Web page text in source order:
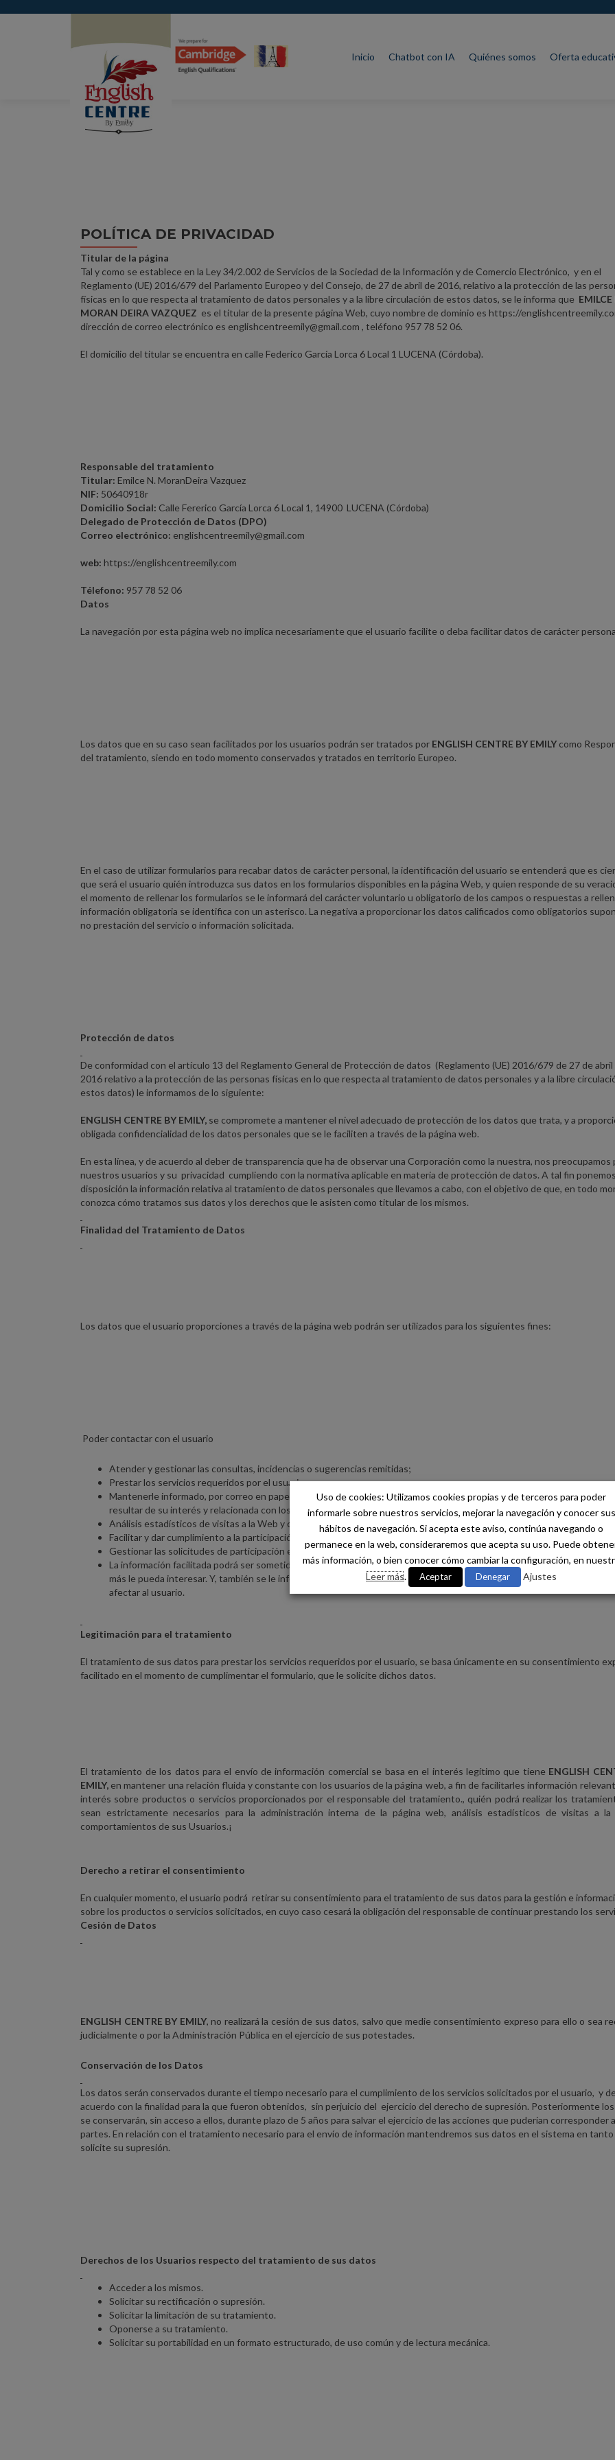
Inicio Chatbot con IA Quiénes somos Oferta
POLÍTICA DE PRIVACIDAD
Titular de la página
Tal y como se establece en la Ley 34/2.002 de Servicios de la Sociedad de la Información y de Comercio Electrónico, y en el
Reglamento (UE) 2016/679 del Parlamento Europeo y del Consejo, de 27 de abril de 2016, relativo a la protección de las
físicas en lo que respecta al tratamiento de datos personales y a la libre circulación de estos datos, se le informa que EMILCE
MORAN DEIRA VAZQUEZ es el titular de la presente página Web, cuyo nombre de dominio es https://
dirección de correo electrónico es englishcentreemily@gmail.com , teléfono 957 78 52 06.
El domicilio del titular se encuentra en calle Federico García Lorca 6 Local 1 LUCENA (Córdoba).
Responsable del tratamiento
Titular: Emilce N. MoranDeira Vazquez
NIF: 50640918r
Domicilio Social: Calle Fererico García Lorca 6 Local 1, 14900 LUCENA (Córdoba)
Delegado de Protección de Datos (DPO)
Correo electrónico: englishcentreemily@gmail.com
web: https://englishcentreemily.com
Télefono: 957 78 52 06
Datos
La navegación por esta página web no implica necesariamente que el usuario facilite o deba facilitar datos de carácter
Los datos que en su caso sean facilitados por los usuarios podrán ser tratados por ENGLISH CENTRE BY EMILY como
del tratamiento, siendo en todo momento conservados y tratados en territorio Europeo.
En el caso de utilizar formularios para recabar datos de carácter personal, la identificación del usuario se entenderá que es
que será el usuario quién introduzca sus datos en los formularios disponibles en la página Web, y quien responde de su
el momento de rellenar los formularios se le informará del carácter voluntario u obligatorio de los campos o respuestas a
información obligatoria se identifica con un asterisco. La negativa a proporcionar los datos calificados como obligatorios
no prestación del servicio o información solicitada.
Protección de datos
De conformidad con el artículo 13 del Reglamento General de Protección de datos (Reglamento (UE) 2016/679 de 27 de abril
2016 relativo a la protección de las personas físicas en lo que respecta al tratamiento de datos personales y a la libre
estos datos) le informamos de lo siguiente:
ENGLISH CENTRE BY EMILY, se compromete a mantener el nivel adecuado de protección de los datos que trata, y a
obligada confidencialidad de los datos personales que se le faciliten a través de la página web.
En esta línea, y de acuerdo al deber de transparencia que ha de observar una Corporación como la nuestra, nos preocupamos
nuestros usuarios y su privacidad cumpliendo con la normativa aplicable en materia de protección de datos. A tal fin
disposición la información relativa al tratamiento de datos personales que llevamos a cabo, con el objetivo de que, en todo
conozca cómo tratamos sus datos y los derechos que le asisten como titular de los mismos.
Finalidad del Tratamiento de Datos
Los datos que el usuario proporciones a través de la página web podrán ser utilizados para los siguientes fines:
Poder contactar con el usuario
Atender y gestionar las consultas, incidencias o sugerencias remitidas;
Prestar los servicios requeridos por el usuario
Mantenerle informado, por correo en papel, medios electrónicos o dispositivos móviles de cualquier información que
resultar de su interés y relacionada con los servicios que presta el responsable del tratamiento.
Análisis estadísticos de visitas a la Web y comportamientos de sus Usuarios en la misma.
Facilitar y dar cumplimiento a la participación en los cursos de formación
Gestionar las solicitudes de participación en bolsas de trabajo o en procesos de selección de personal.
La información facilitada podrá ser sometida a tratamiento para crear un perfil que nos permita ofrecerle la información
más le pueda interesar. Y, también se le informa que, en base a ese perfil no se tomaran decisiones automatizadas que
afectar al usuario.
Legitimación para el tratamiento
El tratamiento de sus datos para prestar los servicios requeridos por el usuario, se basa únicamente en su consentimiento
facilitado en el momento de cumplimentar el formulario, que le solicite dichos datos.
El tratamiento de los datos para el envío de información comercial se basa en el interés legítimo que tiene ENGLISH
EMILY, en mantener una relación fluida y constante con los usuarios de la página web, a fin de facilitarles información
interés sobre productos o servicios proporcionados por el responsable del tratamiento., quién podrá realizar los
sean estrictamente necesarios para la administración interna de la página web, análisis estadísticos de visitas a
comportamientos de sus Usuarios.¡
Derecho a retirar el consentimiento
En cualquier momento, el usuario podrá retirar su consentimiento para el tratamiento de sus datos para la gestión e
sobre los productos o servicios solicitados, en cuyo caso cesará la obligación del responsable de continuar prestando los
Cesión de Datos
ENGLISH CENTRE BY EMILY, no realizará la cesión de sus datos, salvo que medie consentimiento expreso para ello o sea
judicialmente o por la Administración Pública en el ejercicio de sus potestades.
Conservación de los Datos
Los datos serán conservados durante el tiempo necesario para el cumplimiento de los servicios solicitados por el usuario, y de
acuerdo con la finalidad para la que fueron obtenidos, sin perjuicio del ejercicio del derecho de supresión. Posteriormente
se conservarán, sin acceso a ellos, durante plazo de 5 años para salvar el ejercicio de las acciones que puderian corresponder
partes. En relación con el tratamiento necesario para el envío de información mantendremos sus datos en el sistema en tanto
solicite su supresión.
Derechos de los Usuarios respecto del tratamiento de sus datos
Acceder a los mismos.
Solicitar su rectificación o supresión.
Solicitar la limitación de su tratamiento.
Oponerse a su tratamiento.
Solicitar su portabilidad en un formato estructurado, de uso común y de lectura mecánica.
Uso de cookies: Utilizamos cookies propias y de terceros para poder
informarle sobre nuestros servicios, mejorar la navegación y conocer sus
hábitos de navegación. Si acepta este aviso, continúa navegando o
permanece en la web, consideraremos que acepta su uso. Puede
más información, o bien conocer cómo cambiar la configuración, en
Leer más. Aceptar Denegar Ajustes